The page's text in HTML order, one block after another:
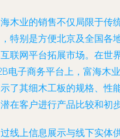
木业的销售不仅局限于传
特别是方便北京及全国各
联网平台拓展市场。在世
电子商务平台上，富海木
了其细木工板的规格、性
在客户进行产品比较和初
线上信息展示与线下实体